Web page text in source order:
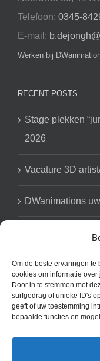
Om de beste ervaringen
cookies om informatie
Door in te stemmen met
surfgedrag of unieke ID's
geeft of uw toestemming
bepaalde functies en
Telefoon: 0345-
E-mail:
Werken bij
RECENT POSTS
Stage plekken
2026
Vacature 3D
DWanimations